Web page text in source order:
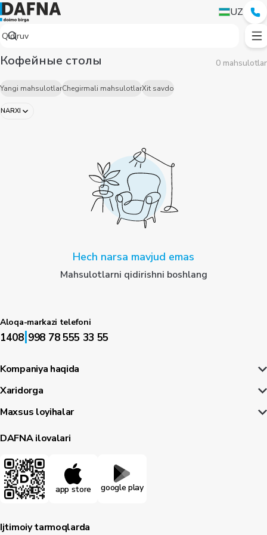
UZ
NARXI
Кофейные столы 0 mahsulotlar
Yangi mahsulotlarChegirmali mahsulotlarXit savdo
Hech narsa mavjud emas
Mahsulotlarni qidirishni boshlang
Aloqa-markazi telefoni
1408|998 78 555 33 55
Kompaniya haqida
Xaridorga
Maxsus loyihalar
DAFNA ilovalari
app store google play
Ijtimoiy tarmoqlarda